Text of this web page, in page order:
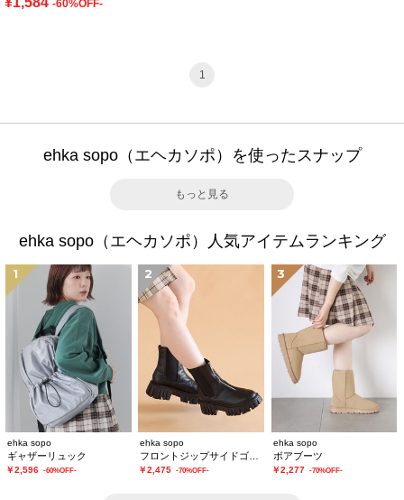
-60%OFF-
1
ehka sopo（エヘカソポ）を使ったスナップ
もっと見る
ehka sopo（エヘカソポ）人気アイテムランキング
1
ehka sopo
ギャザーリュック
￥2,596 -60%OFF-
2
ehka sopo
￥2,475 -70%OFF-
3
ehka sopo
ボアブーツ
￥2,277 -70%OFF-